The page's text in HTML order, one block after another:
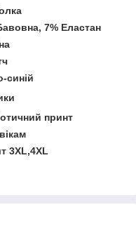
7% Еластан
синій
принт
3XL,4XL